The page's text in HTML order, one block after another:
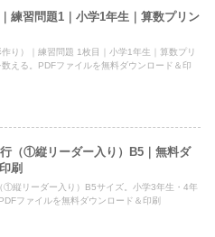
練習問題1｜小学1年生｜算数プリン
り）｜練習問題 1枚目｜小学1年生｜算数プリ
える。PDFファイルを無料ダウンロード＆印
（①縦リーダー入り）B5｜無料ダ
刷
①縦リーダー入り）B5サイズ。小学3年生・4年
ファイルを無料ダウンロード＆印刷